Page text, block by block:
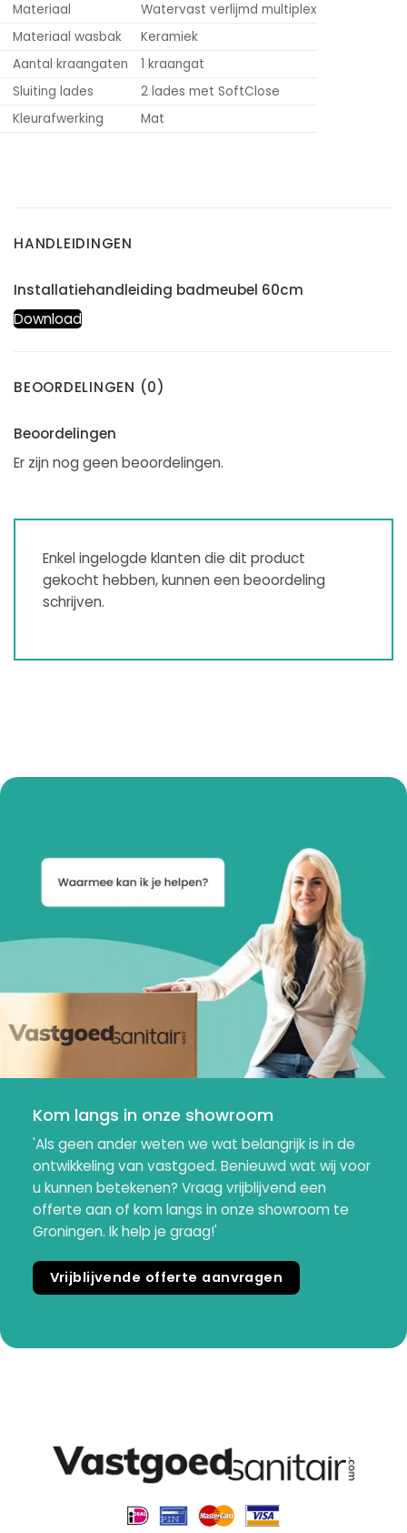
Materiaal
Watervast verlijmd multiplex
Materiaal wasbak
Keramiek
Aantal kraangaten
1 kraangat
Sluiting lades
2 lades met SoftClose
Kleurafwerking
Mat
HANDLEIDINGEN
Installatiehandleiding badmeubel 60cm
Download
BEOORDELINGEN (0)
Beoordelingen
Er zijn nog geen beoordelingen.
Enkel ingelogde klanten die dit product
gekocht hebben, kunnen een beoordeling
schrijven.
Kom langs in onze showroom
'Als geen ander weten we wat belangrijk is in de
ontwikkeling van vastgoed. Benieuwd wat wij voor
u kunnen betekenen? Vraag vrijblijvend een
offerte aan of kom langs in onze showroom te
Groningen. Ik help je graag!'
Vrijblijvende offerte aanvragen